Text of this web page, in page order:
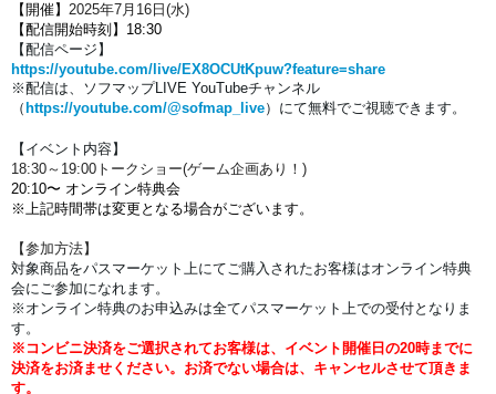
【開催】 2025年7月16 日(水)
【配信開始時刻】18:30
【配信ページ】
https://youtube.com/live/EX8OCUtKpuw?feature=share
※配信は、
ソフマップLIVE YouTubeチャンネル
（ https://youtube.com/@sofmap_live）にて無料でご視聴できます。
【イベント内容】
18:30～19:00トークショー(ゲーム企画あり！)
20:10〜 オンライン特典会
※上記時間帯は変更となる場合がございます。
【参加方法】
対象商品をパスマーケット上にてご購入されたお客様はオンライン特典
会にご参加になれます。
※オンライン特典のお申込みは全てパスマーケット上での受付となりま
す。
※コンビニ決済をご選択されてお客様は、イベント開催日の20時までに
決済をお済ませください。 お済でない場合は、キャンセルさせて頂きま
す。